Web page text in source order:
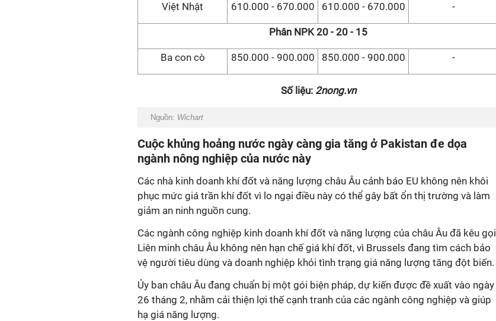
Việt Nhật 610.000 - 670.000 610.000 - 670.000 -
Phân NPK 20 - 20 - 15
Ba con cò 850.000 - 900.000 850.000 - 900.000 -
Số liệu:2nong.vn
Nguồn: Wichart
Cuộc khủng hoảng nước ngày càng gia tăng ở Pakistan đe dọa
ngành nông nghiệp của nước này
Các nhà kinh doanh khí đốt và năng lượng châu Âu cảnh báo EU không nên khôi
phục mức giá trần khí đốt vì lo ngại điều này có thể gây bất ổn thị trường và làm
giảm an ninh nguồn cung.
Các ngành công nghiệp kinh doanh khí đốt và năng lượng của châu Âu đã kêu gọi
Liên minh châu Âu không nên hạn chế giá khí đốt, vì Brussels đang tìm cách bảo
vệ người tiêu dùng và doanh nghiệp khỏi tình trạng giá năng lượng tăng đột biến.
Ủy ban châu Âu đang chuẩn bị một gói biện pháp, dự kiến ​​được đề xuất vào ngày
26 tháng 2, nhằm cải thiện lợi thế cạnh tranh của các ngành công nghiệp và giúp
hạ giá năng lượng.